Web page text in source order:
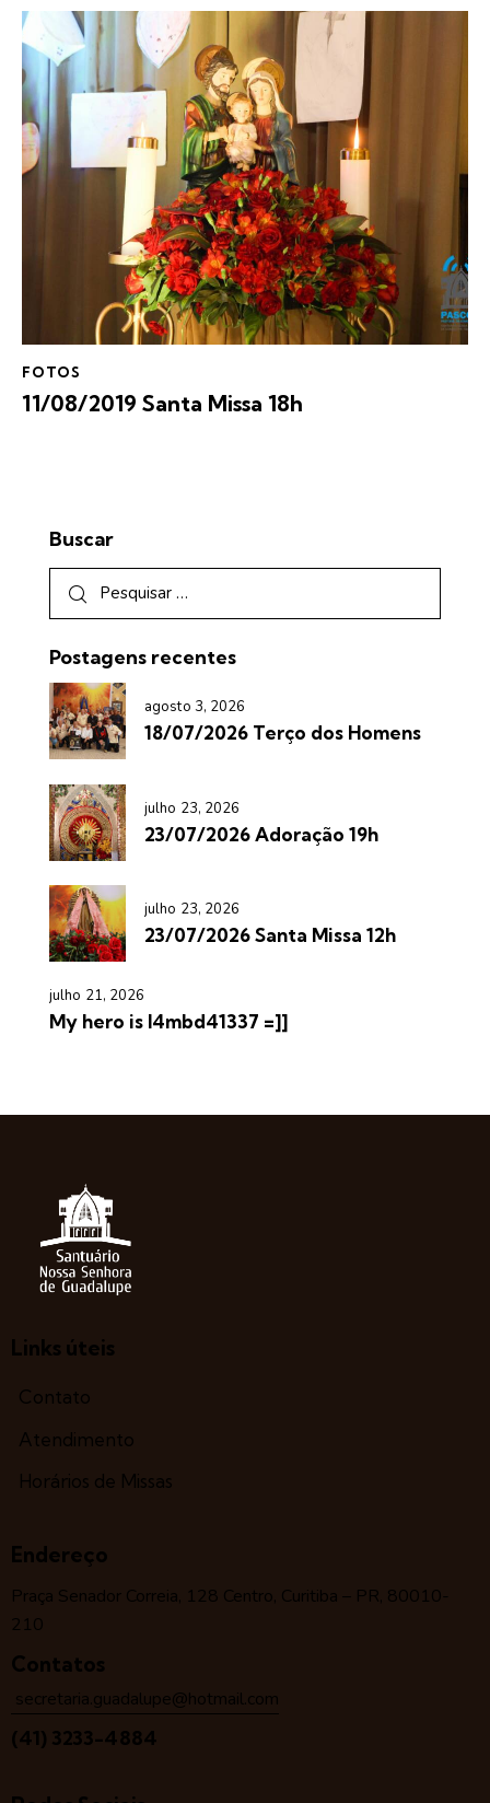
FOTOS
11/08/2019 Santa Missa 18h
Buscar
Postagens recentes
agosto 3, 2026
18/07/2026 Terço dos Homens
julho 23, 2026
23/07/2026 Adoração 19h
julho 23, 2026
23/07/2026 Santa Missa 12h
julho 21, 2026
My hero is l4mbd41337 =]]
Links úteis
Contato
Atendimento
Horários de Missas
Endereço
Praça Senador Correia, 128 Centro, Curitiba – PR, 80010-
210
Contatos
secretaria.guadalupe@hotmail.com
(41) 3233-4884